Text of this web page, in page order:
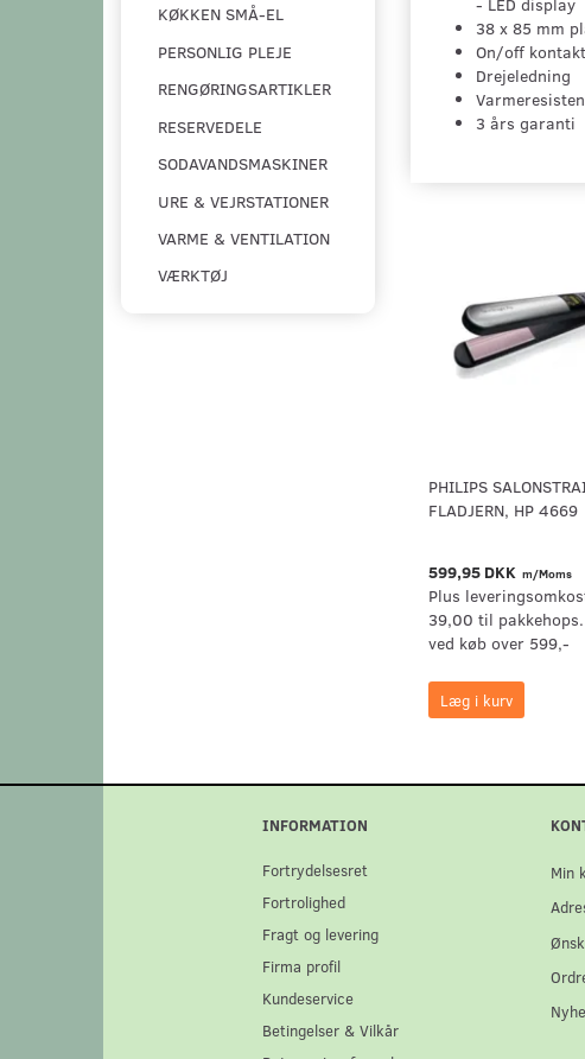
KØKKEN SMÅ-EL
PERSONLIG PLEJE
RENGØRINGSARTIKLER
RESERVEDELE
SODAVANDSMASKINER
URE & VEJRSTATIONER
VARME & VENTILATION
VÆRKTØJ
38 x 85 mm
On/off kontakt
Drejeledning
3 års garanti
PHILIPS
FLADJERN, HP 4669
599,95 DKK m/Moms
Plus
39,00 til
ved køb over 599,-
Læg i kurv
INFORMATION
Fortrydelsesret
Fortrolighed
Fragt og levering
Firma profil
Kundeservice
Betingelser & Vilkår
Min